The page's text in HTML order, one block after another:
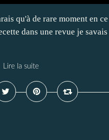
qu'à de rare moment en
dans une revue je
Lire la suite